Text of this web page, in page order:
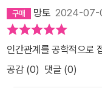
지를 상상하면서 클라이
고 그 과정에서 알아낸
보를 어떻게 안전하게 보
으로 활용하여 소중한 정
일이다. 저자는 어렸을
망토 2024-07-
인간관계를 공학적으로
공감 (0) 댓글 (0)